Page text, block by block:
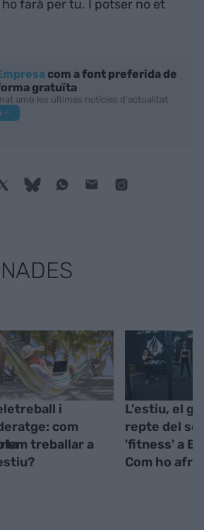
farà per tu. I potser no et
com a font preferida de
gratuïta
amb les últimes notícies d'actualitat
i
com
treballar a
L’estiu, el
repte del
'fitness' a
Com ho